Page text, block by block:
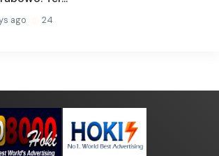
ago 24